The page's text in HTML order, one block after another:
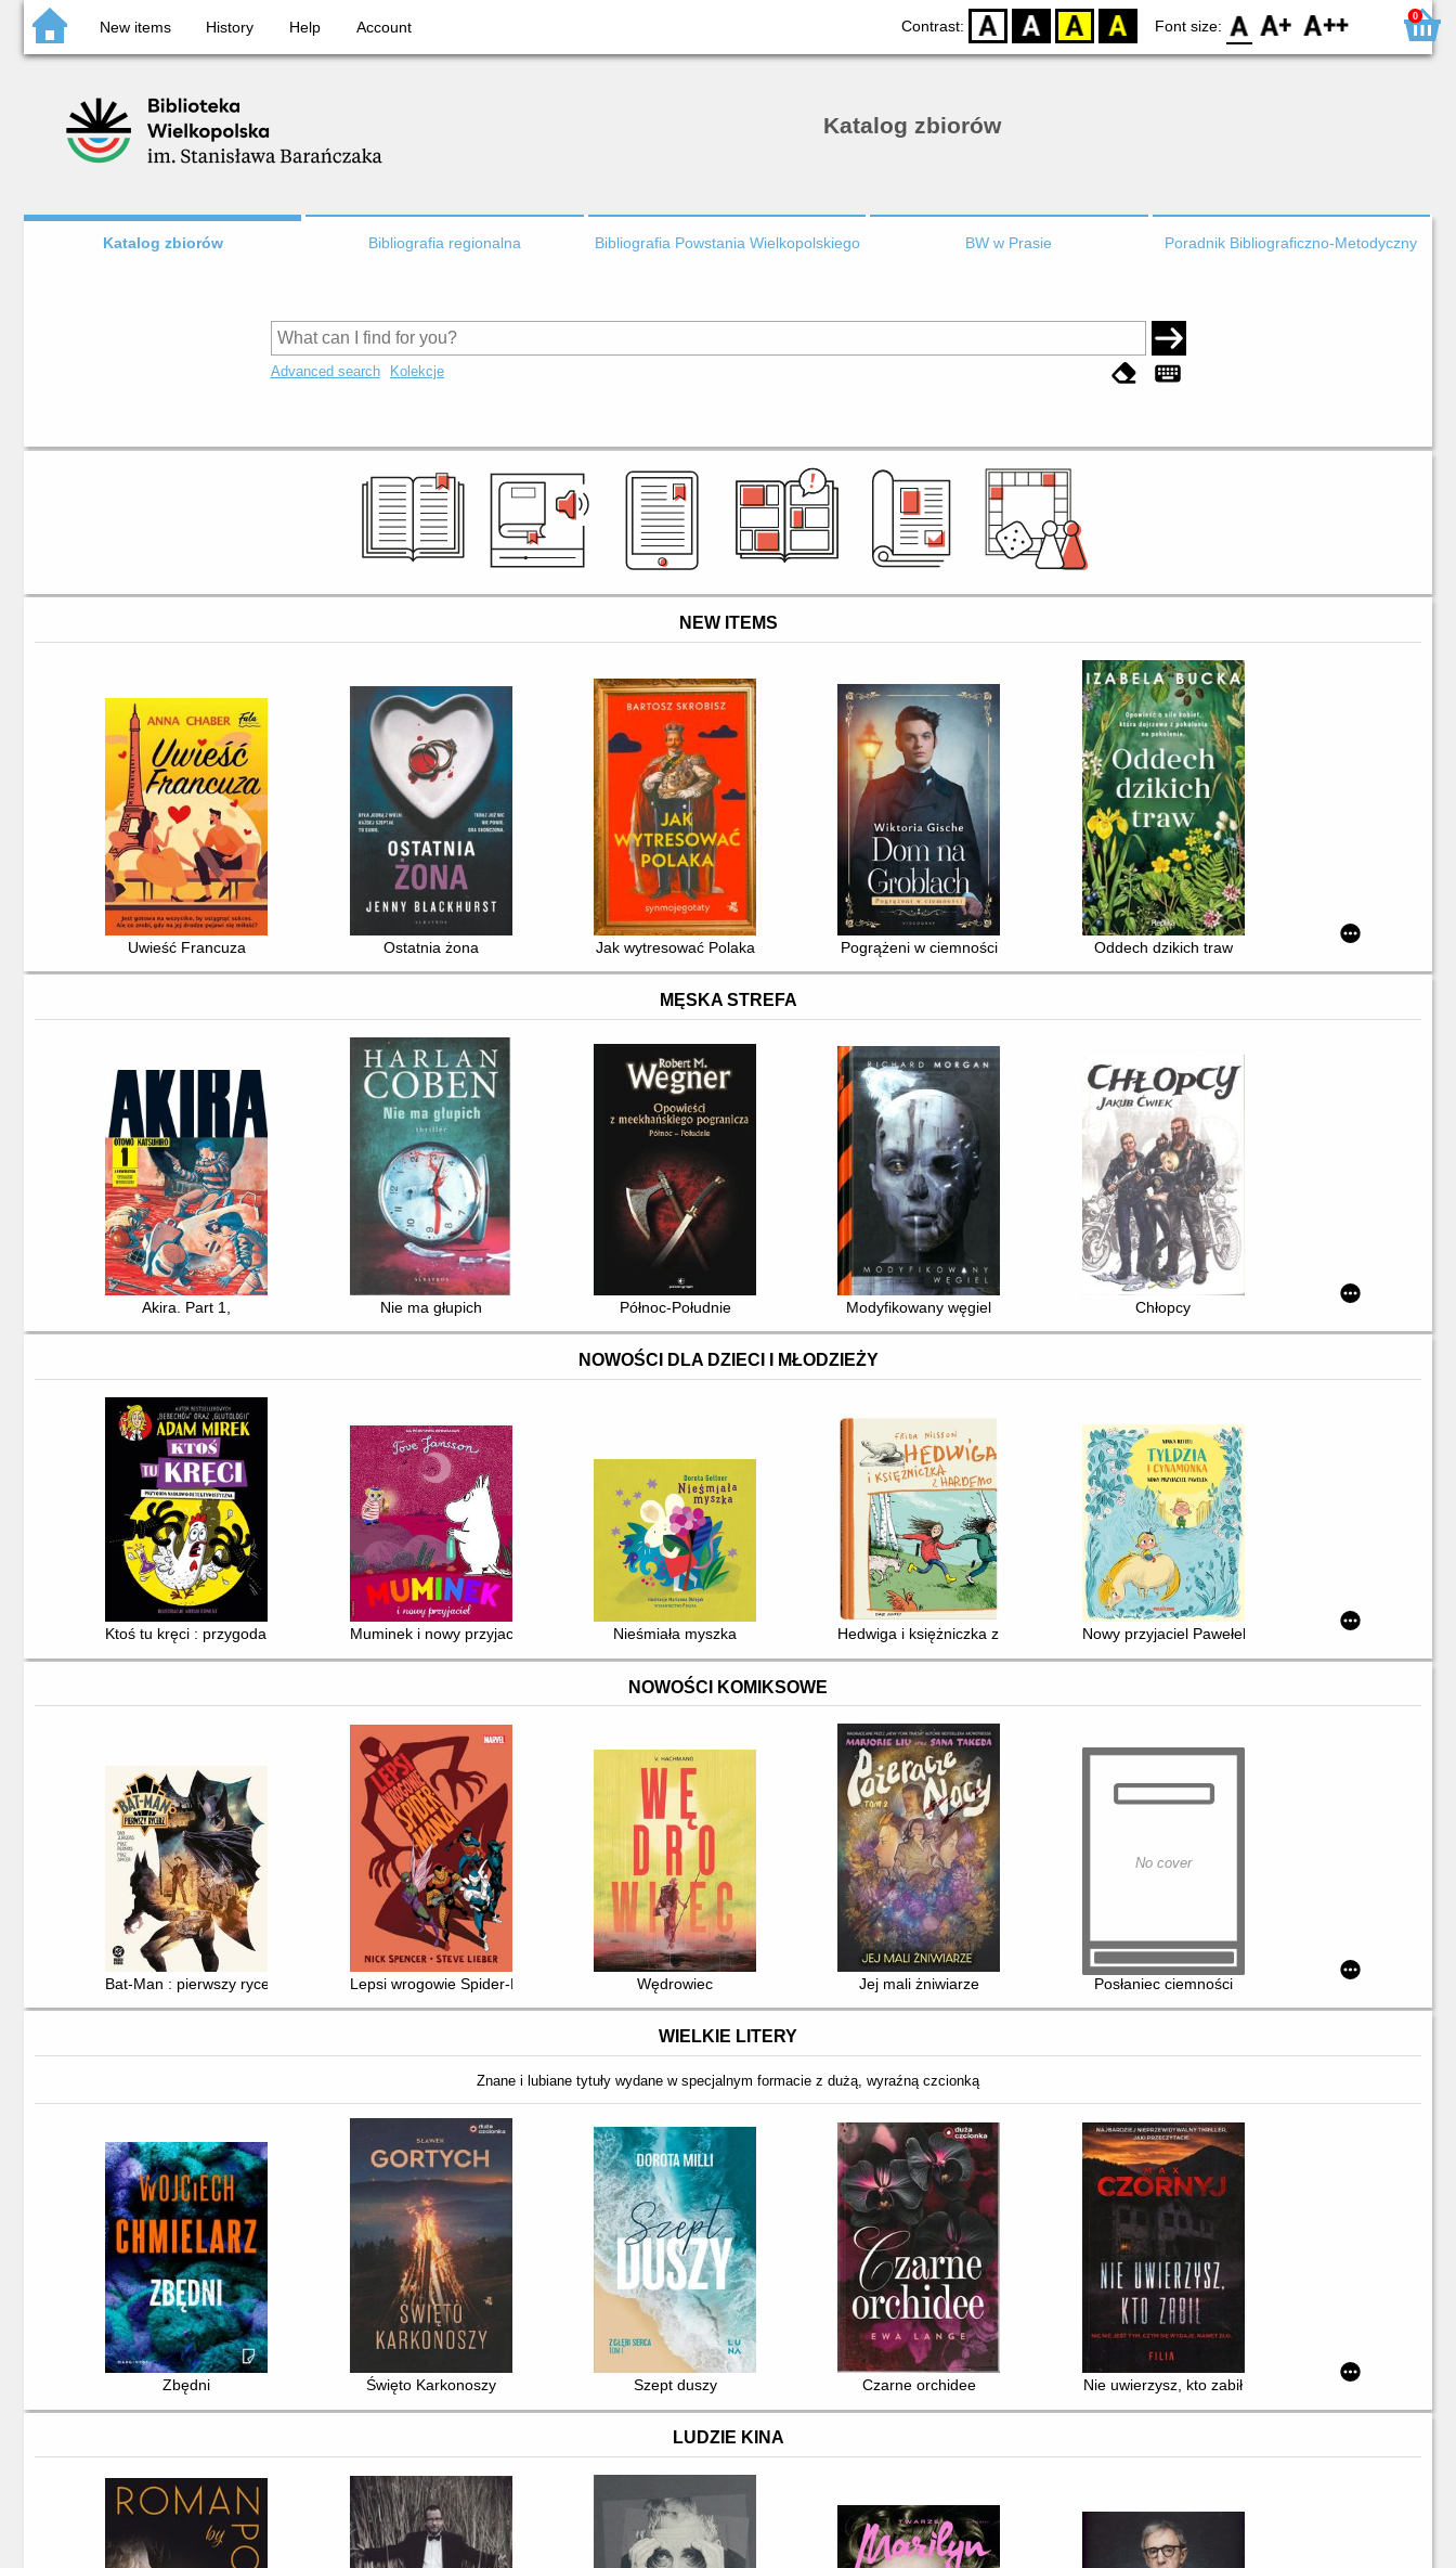
New items History Help Account Contrast: D BW YB BY Font size: F0 F1 F2 0
Katalog zbiorów
Katalog zbiorów Bibliografia regionalna Bibliografia Powstania Wielkopolskiego BW w Prasie Poradnik Bibliograficzno-Metodyczny
Advanced search Kolekcje
NEW ITEMS
Uwieść Francuza Ostatnia żona Jak wytresować Polaka Pogrążeni w ciemności Oddech dzikich traw
MĘSKA STREFA
Akira. Part 1, Nie ma głupich Północ-Południe Modyfikowany węgiel Chłopcy
NOWOŚCI DLA DZIECI I MŁODZIEŻY
Ktoś tu kręci : przygoda naukowo-detektywistyczna
Muminek i nowy przyjaciel Nieśmiała myszka Hedwiga i księżniczka z Hardemo Nowy przyjaciel Pawełek
NOWOŚCI KOMIKSOWE
Bat-Man : pierwszy rycerz Lepsi wrogowie Spider-Mana Wędrowiec Jej mali żniwiarze
No cover
Posłaniec ciemności
WIELKIE LITERY
Znane i lubiane tytuły wydane w specjalnym formacie z dużą, wyraźną czcionką
Zbędni Święto Karkonoszy Szept duszy Czarne orchidee Nie uwierzysz, kto zabił
LUDZIE KINA